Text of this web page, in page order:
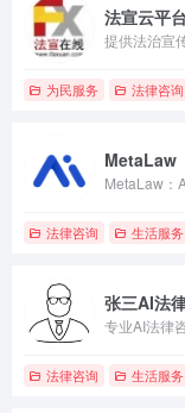
法宣云平台
提供法治宣
为民服务 法律咨询
MetaLaw
MetaLaw：
法律咨询 生活服务
张三AI法
专业AI法律
法律咨询 生活服务